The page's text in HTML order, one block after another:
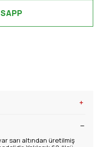
+
sarı altından üretilmiş